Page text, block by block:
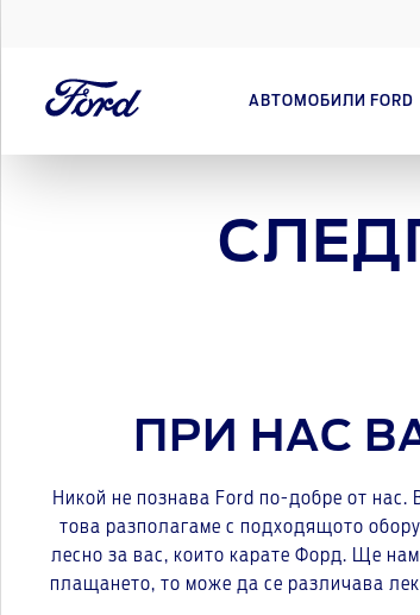
АВТОМОБИЛИ FORD
ПРИ НАС
Никой не познава Ford по-добре от
това разполагаме с подходящото
лесно за вас, които карате Форд. Ще
плащането, то може да се различава